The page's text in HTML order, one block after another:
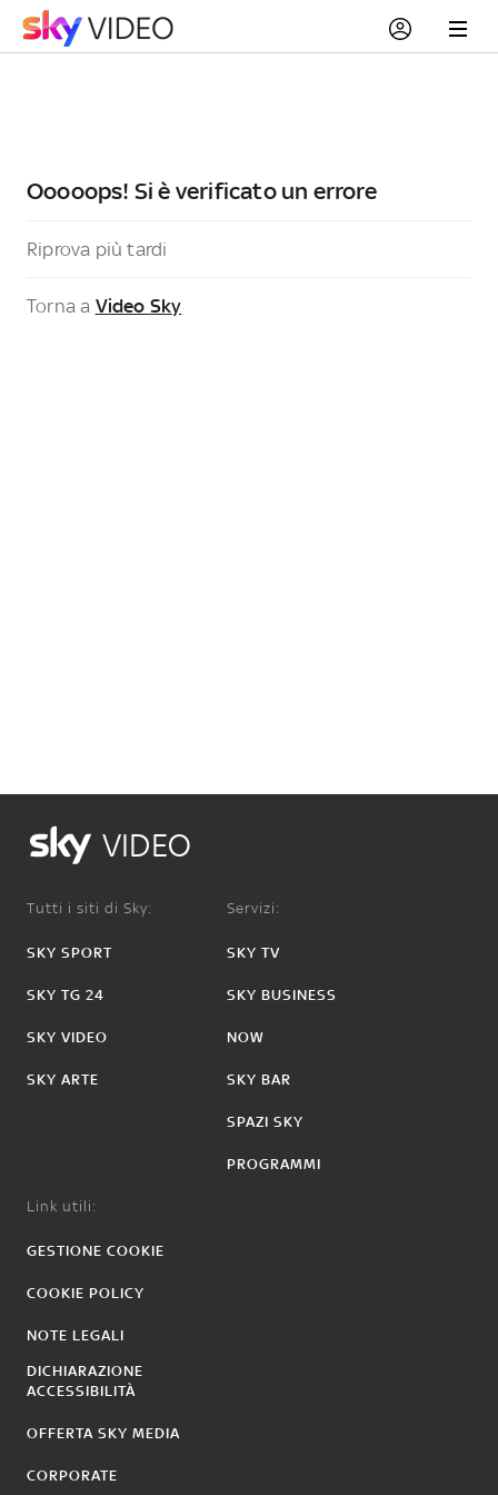
Ooooops! Si è verificato un errore
Riprova più tardi
Torna a Video Sky
VIDEO
Tutti i siti di Sky:
SKY SPORT
SKY TG 24
SKY VIDEO
SKY ARTE
Servizi:
SKY TV
SKY BUSINESS
NOW
SKY BAR
SPAZI SKY
PROGRAMMI
Link utili:
GESTIONE COOKIE
COOKIE POLICY
NOTE LEGALI
DICHIARAZIONE
ACCESSIBILITÀ
OFFERTA SKY MEDIA
CORPORATE